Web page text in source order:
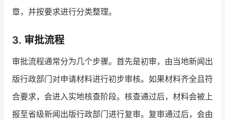
章，并按要求进行分类整理。
3. 审批流程
审批流程通常分为几个步骤。首先是初审，由当地新闻出
版行政部门对申请材料进行初步审核。如果材料齐全且符
合要求，会进入实地核查阶段。核查通过后，材料会被上
报至省级新闻出版行政部门进行复审。复审通过后，会由